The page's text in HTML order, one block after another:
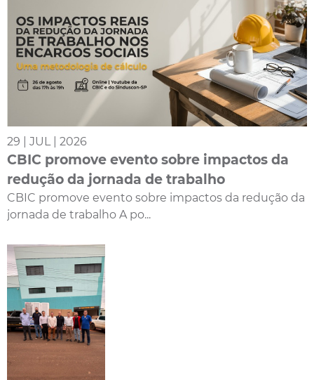
29 | JUL | 2026
CBIC promove evento sobre impactos da
redução da jornada de trabalho
CBIC promove evento sobre impactos da redução da
jornada de trabalho A po...